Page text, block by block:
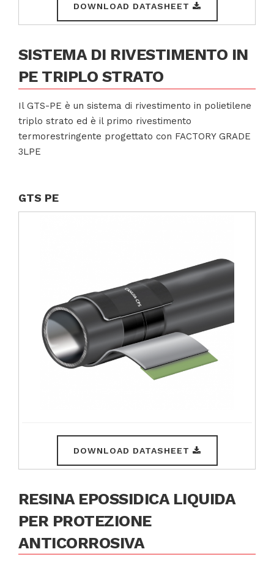
DOWNLOAD DATASHEET
SISTEMA DI RIVESTIMENTO IN
PE TRIPLO STRATO
Il GTS-PE è un sistema di rivestimento in polietilene
triplo strato ed è il primo rivestimento
termorestringente progettato con FACTORY GRADE
3LPE
GTS PE
DOWNLOAD DATASHEET
RESINA EPOSSIDICA LIQUIDA
PER PROTEZIONE
ANTICORROSIVA